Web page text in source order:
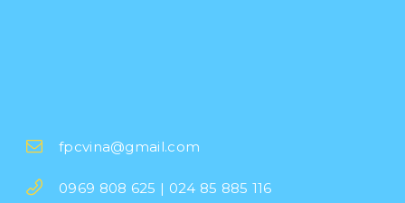
fpcvina@gmail.com
0969 808 625 | 024 85 885 116